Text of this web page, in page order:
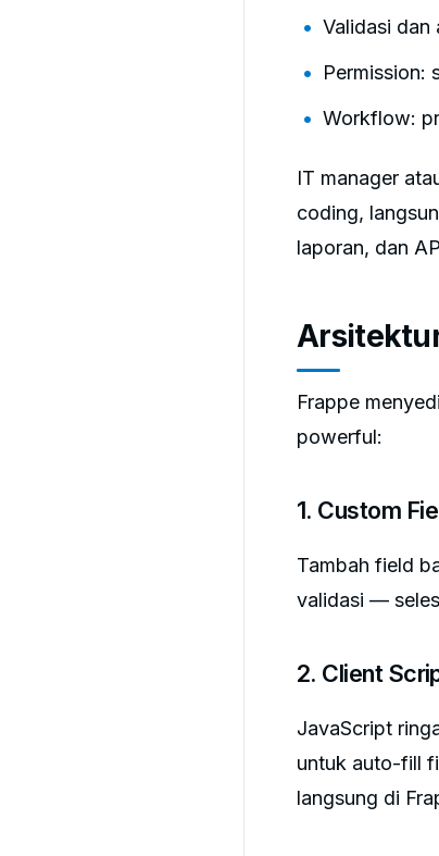
Validasi dan
Permission:
Workflow:
IT manager
coding,
laporan, dan
Frappe
powerful:
1. Custom
Tambah field
validasi —
2. Client
JavaScript
untuk auto-fill
langsung di